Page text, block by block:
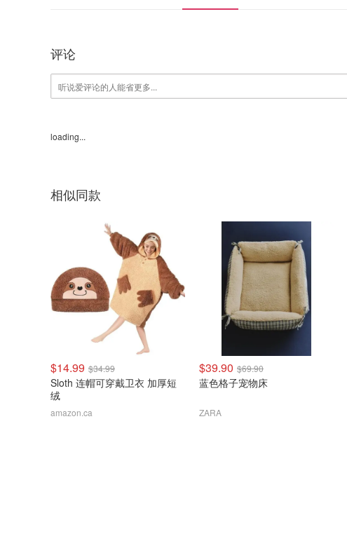
评论
loading...
相似同款
$14.99 $34.99
Sloth 连帽可穿戴卫衣 加厚短
绒
amazon.ca
$39.90 $69.90
蓝色格子宠物床
ZARA